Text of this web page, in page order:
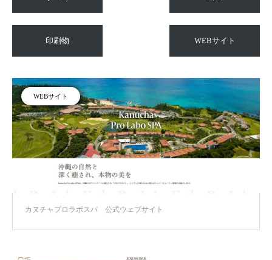
印刷物 WEBサイト
WEBサイト
カヌチャプロラボスパ 公式ウェブサイト